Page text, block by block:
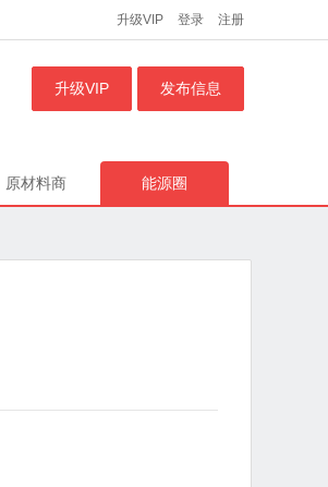
升级VIP 登录 注册
升级VIP 发布信息
原材料商 能源圈